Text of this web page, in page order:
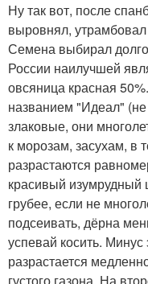
Ну так вот, после
выровнял, утрамбовал
Семена выбирал
России наилучшей
овсяница красная
названием "Идеал"
злаковые, они
к морозам, засухам, в
разрастаются
красивый изумрудный
грубее, если не
подсеивать, дёрна
успевай косить.
разрастается